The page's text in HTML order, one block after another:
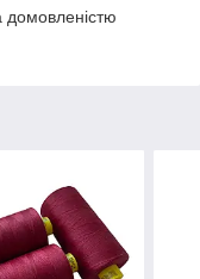
домовленістю